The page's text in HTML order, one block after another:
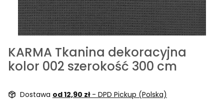
KARMA Tkanina dekoracyjna
kolor 002 szerokość 300 cm
Dostawa od 12,90 zł - DPD Pickup (Polska)